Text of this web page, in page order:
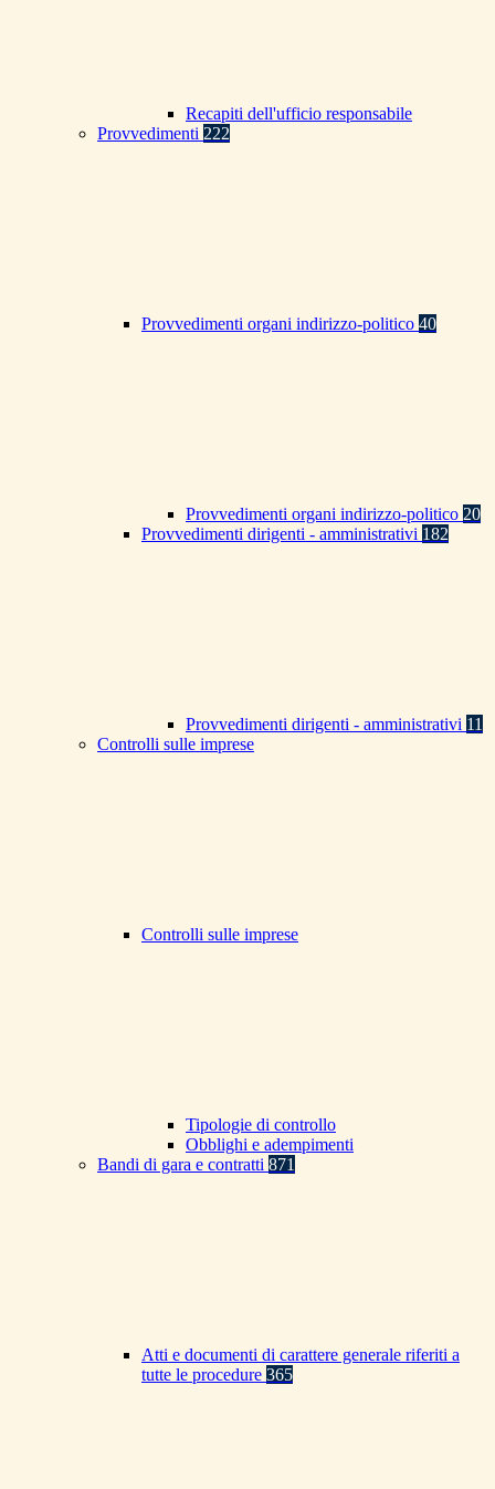
Recapiti dell'ufficio responsabile
Provvedimenti 222
Provvedimenti organi indirizzo-politico 40
Provvedimenti organi indirizzo-politico 20
Provvedimenti dirigenti - amministrativi 182
Provvedimenti dirigenti - amministrativi 11
Controlli sulle imprese
Controlli sulle imprese
Tipologie di controllo
Obblighi e adempimenti
Bandi di gara e contratti 871
Atti e documenti di carattere generale riferiti a
tutte le procedure 365